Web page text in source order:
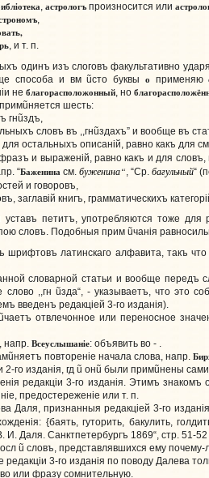
,астрологъпроизносится или
,
, и т. п.
одинъ изъ слоговъ факультативно
способа и вмũсто буквы о применяю
не благорасположонный, но
ũняется шесть:
гнũздъ,
льныхъ словъ въ ,,гнũздахъ” и вообще въ
остальныхъ описанiй, равно какъ для
и выраженiй, равно какъ и для
“Баженина см. буженина“ , “Ср. багульный“
и говоровъ,
заглавiй книгъ, грамматическихъ
петитъ, употребляются тоже
словъ. Подобныя прим ũчанiя
шрифтовъ латинскаго алфавита, такъ
словарной статьи и вообще передъ
слово ,,гн ũзда“, - указываетъ, что это
введенъ редакцiей 3-го изданiя).
чаетъ отвлечонное или переносное
напр. Всеуслышанiе: объявить во - .
ũняетъ повторенiе начала слова, напр.
го изданiя, гд ũ онũ были примũнены
редакцiи 3-го изданiя. Этимъ знакомъ
нiе, предостереженiе или т. п.
Даля, признанныя редакцiей 3-го
{баять, гуторить, бакулить,
И. Даля. Санктпетербургъ 1869“, стр. 51-52
ũ словъ, представлявшихся ему
редакцiи 3-го изданiя по поводу Далева
или фразу сомнительную.